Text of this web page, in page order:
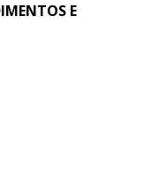
E